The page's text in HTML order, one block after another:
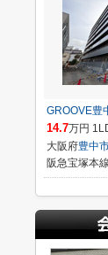
GROOVE豊
14.7万円
大阪府豊中
阪急宝塚本